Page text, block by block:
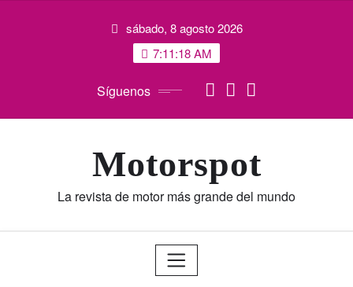
sábado, 8 agosto 2026
7:11:18 AM
Síguenos
Motorspot
La revista de motor más grande del mundo